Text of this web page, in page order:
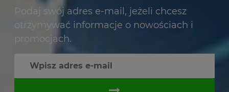
Podaj swój adres e-mail, jeżeli chcesz
otrzymywać informacje o nowościach i
promocjach.